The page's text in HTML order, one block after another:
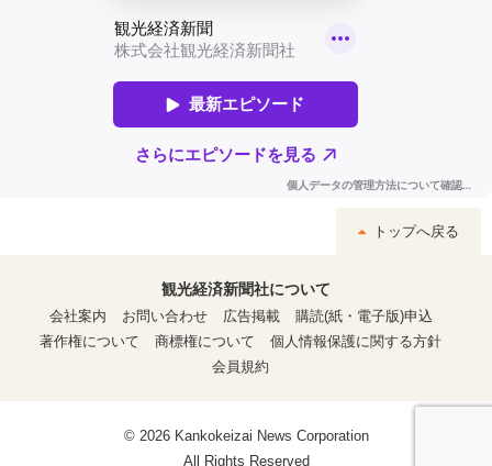
トップへ戻る
観光経済新聞社について
会社案内
お問い合わせ 広告掲載
購読(紙・電子版)申込
著作権について
商標権について
個人情報保護に関する方針
会員規約
© 2026 Kankokeizai News Corporation
All Rights Reserved